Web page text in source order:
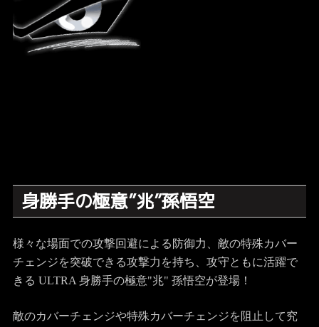
身勝手の極意”兆”孫悟空
様々な場面での攻撃回避による防御力、敵の特殊カバー
チェンジを突破できる攻撃力を持ち、攻守ともに活躍で
きる ULTRA 身勝手の極意"兆" 孫悟空が登場！
敵のカバーチェンジや特殊カバーチェンジを阻止して究